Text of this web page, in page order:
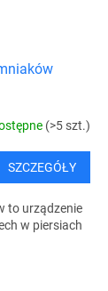
(>5 szt.)
SZCZEGÓŁY
to urządzenie
w piersiach